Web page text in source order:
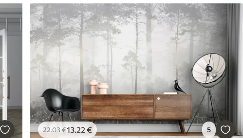
22.03€13.22€ 5